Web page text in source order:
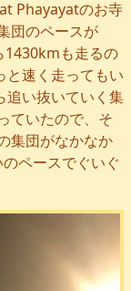
Phayayatのお寺
団のペースが
1430kmも走るの
と速く走ってもい
追い抜いていく集
ていたので、そ
集団がなかなか
ペースでぐいぐ